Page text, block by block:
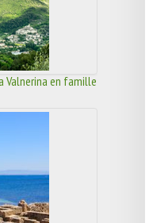
Valnerina en famille